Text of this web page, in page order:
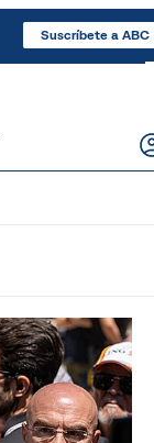
Suscríbete a ABC